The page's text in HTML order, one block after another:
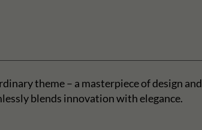
theme – a masterpiece of design and
blends innovation with elegance.